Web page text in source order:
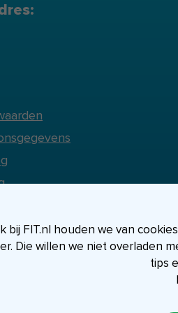
bij FIT.nl houden we van
Die willen we niet overladen
tips